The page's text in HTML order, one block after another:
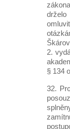
2.
§ 134
32.